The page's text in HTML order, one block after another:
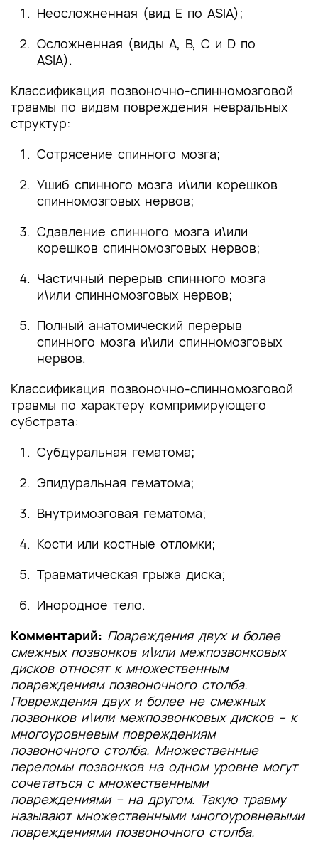
Неосложненная (вид Е по ASIA);
Осложненная (виды A, B, C и D по
ASIA).
Классификация позвоночно-спинномозговой
травмы по видам повреждения невральных
структур:
Сотрясение спинного мозга;
Ушиб спинного мозга и\или корешков
спинномозговых нервов;
Сдавление спинного мозга и\или
корешков спинномозговых нервов;
Частичный перерыв спинного мозга
и\или спинномозговых нервов;
Полный анатомический перерыв
спинного мозга и\или спинномозговых
нервов.
Классификация позвоночно-спинномозговой
травмы по характеру компримирующего
субстрата:
Субдуральная гематома;
Эпидуральная гематома;
Внутримозговая гематома;
Кости или костные отломки;
Травматическая грыжа диска;
Инородное тело.
Комментарий: Повреждения двух и более
смежных позвонков и\или межпозвонковых
дисков относят к множественным
повреждениям позвоночного столба.
Повреждения двух и более не смежных
позвонков и\или межпозвонковых дисков – к
многоуровневым повреждениям
позвоночного столба. Множественные
переломы позвонков на одном уровне могут
сочетаться с множественными
повреждениями – на другом. Такую травму
называют множественными многоуровневыми
повреждениями позвоночного столба.